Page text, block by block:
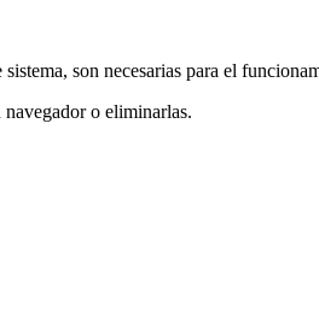
son necesarias para el
navegador o eliminarlas.